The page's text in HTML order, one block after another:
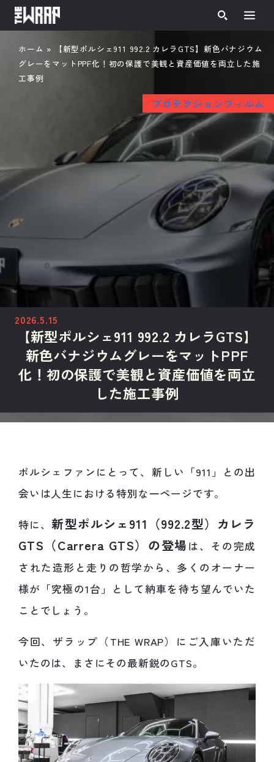
ホーム »
【新型ポルシェ911 992.2 カレラGTS】新色バナジウム
グレーをマットPPF化！初の保護で美観と資産価値を両立した施
工事例
プロテクションフィルム
2026.5.15
【新型ポルシェ911 992.2 カレラGTS】
新色バナジウムグレーをマットPPF
化！初の保護で美観と資産価値を両立
した施工事例
ポルシェファンにとって、新しい「911」との出
会いは人生における特別な一ページです。
特に、新型ポルシェ911（992.2型）カレラ
GTS（Carrera GTS）の登場 は、その完成
された造形と走りの哲学から、多くのオーナー
様が「究極の1台」として納車を待ち望んでいた
ことでしょう。
今回、ザラップ（THE WRAP）にご入庫いただ
いたのは、まさにその最新鋭のGTS。